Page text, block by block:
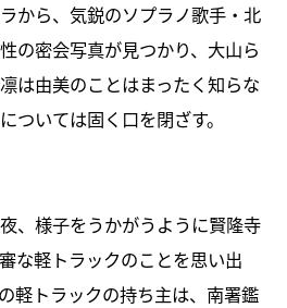
から、気鋭のソプラノ歌手・北
の密会写真が見つかり、大山ら
は由美のことはまったく知らな
ついては固く口を閉ざす。
、様子をうかがうように賢隆寺
な軽トラックのことを思い出
軽トラックの持ち主は、南署鑑